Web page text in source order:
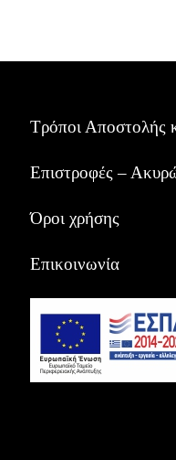
Τρόποι Αποστολής
Επιστροφές –
Όροι χρήσης
Επικοινωνία